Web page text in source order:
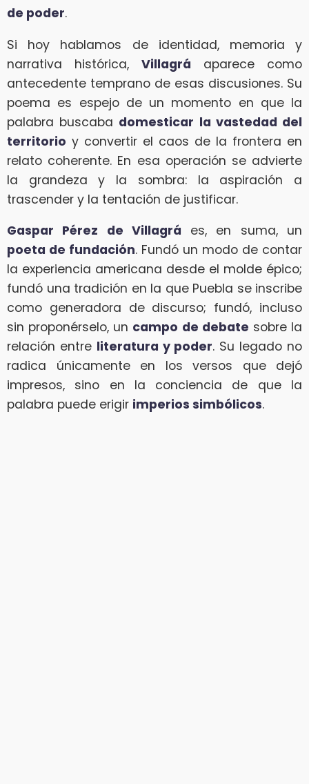
de poder.
Si hoy hablamos de identidad, memoria y
narrativa histórica, Villagrá aparece como
antecedente temprano de esas discusiones. Su
poema es espejo de un momento en que la
palabra buscaba domesticar la vastedad del
territorio y convertir el caos de la frontera en
relato coherente. En esa operación se advierte
la grandeza y la sombra: la aspiración a
trascender y la tentación de justificar.
Gaspar Pérez de Villagrá es, en suma, un
poeta de fundación. Fundó un modo de contar
la experiencia americana desde el molde épico;
fundó una tradición en la que Puebla se inscribe
como generadora de discurso; fundó, incluso
sin proponérselo, un campo de debate sobre la
relación entre literatura y poder. Su legado no
radica únicamente en los versos que dejó
impresos, sino en la conciencia de que la
palabra puede erigir imperios simbólicos.